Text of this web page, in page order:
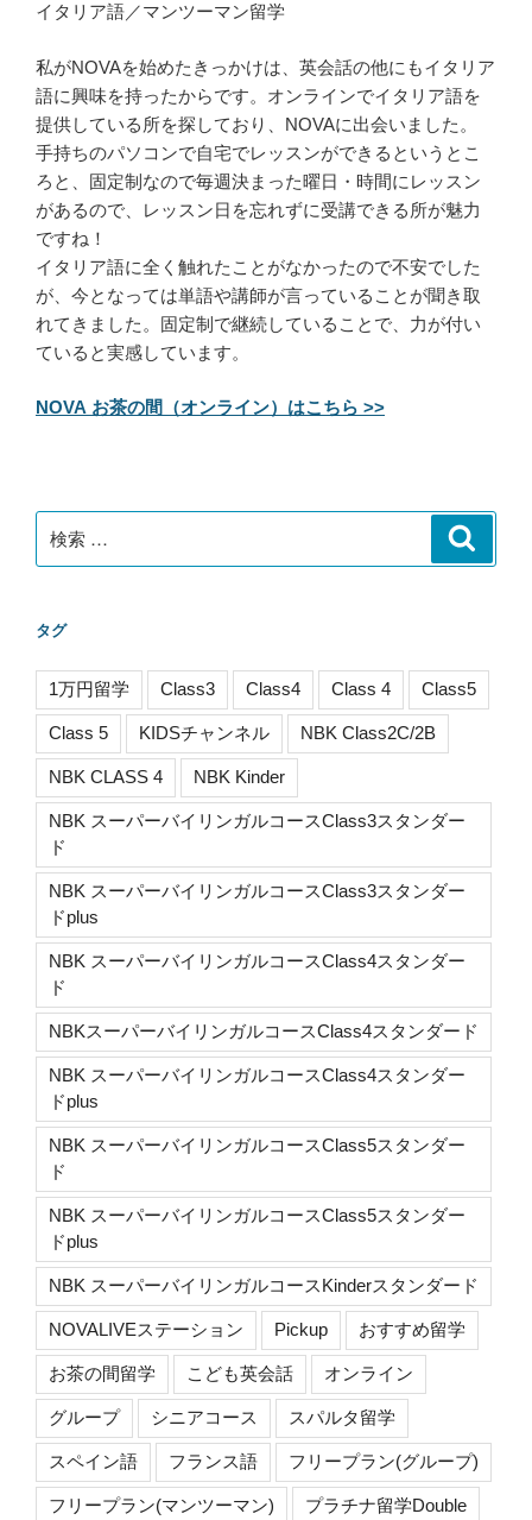
イタリア語／マンツーマン留学
私がNOVAを始めたきっかけは、英会話の他にもイタリア
語に興味を持ったからです。オンラインでイタリア語を
提供している所を探しており、NOVAに出会いました。
手持ちのパソコンで自宅でレッスンができるというとこ
ろと、固定制なので毎週決まった曜日・時間にレッスン
があるので、レッスン日を忘れずに受講できる所が魅力
ですね！
イタリア語に全く触れたことがなかったので不安でした
が、今となっては単語や講師が言っていることが聞き取
れてきました。固定制で継続していることで、力が付い
ていると実感しています。
NOVA お茶の間（オンライン）はこちら >>
索:
タグ
1万円留学 Class3 Class4 Class 4 Class5
Class 5 KIDSチャンネル NBK Class2C/2B
NBK CLASS 4 NBK Kinder
NBK スーパーバイリンガルコースClass3スタンダー
ド
NBK スーパーバイリンガルコースClass3スタンダー
ドplus
NBK スーパーバイリンガルコースClass4スタンダー
ド
NBKスーパーバイリンガルコースClass4スタンダード
NBK スーパーバイリンガルコースClass4スタンダー
ドplus
NBK スーパーバイリンガルコースClass5スタンダー
ド
NBK スーパーバイリンガルコースClass5スタンダー
ドplus
NBK スーパーバイリンガルコースKinderスタンダード
NOVALIVEステーション Pickup おすすめ留学
お茶の間留学 こども英会話 オンライン
グループ シニアコース スパルタ留学
スペイン語 フランス語 フリープラン(グループ)
フリープラン(マンツーマン) プラチナ留学Double